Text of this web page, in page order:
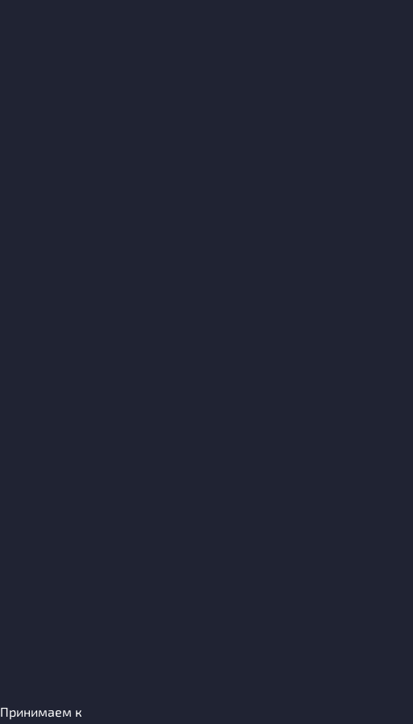
Принимаем к